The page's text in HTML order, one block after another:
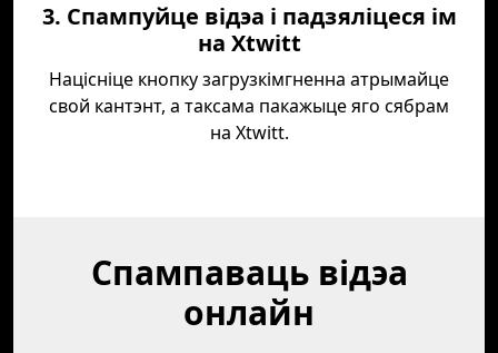
3. Спампуйце відэа і падзяліцеся ім
на Xtwitt
Націсніце кнопку загрузкімгненна атрымайце
свой кантэнт, а таксама пакажыце яго сябрам
на Xtwitt.
Спампаваць відэа
онлайн